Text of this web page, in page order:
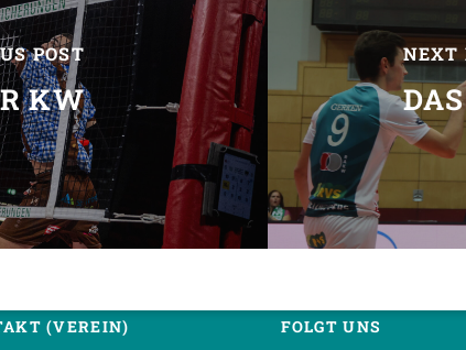
POST
KW
NEXT
(VEREIN) FOLGT UNS